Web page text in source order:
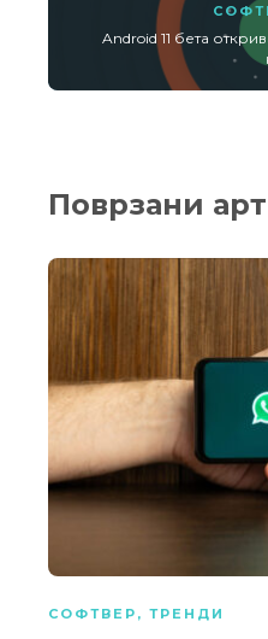
Android 11 бета
Поврзани
СОФТВЕР , ТРЕНДИ